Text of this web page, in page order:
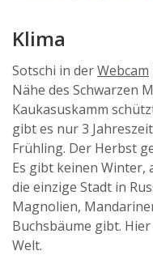
Klima
Sotschi in derWebcam
Nähe des Schwarzen
Kaukasuskamm
gibt es nur 3
Frühling. Der Herbst
Es gibt keinen Winter,
die einzige Stadt in
Magnolien,
Buchsbäume gibt.
Welt.